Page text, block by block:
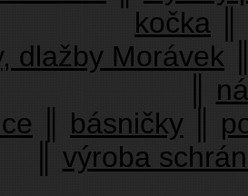
kočka
dlažby Morávek
básničky
výroba